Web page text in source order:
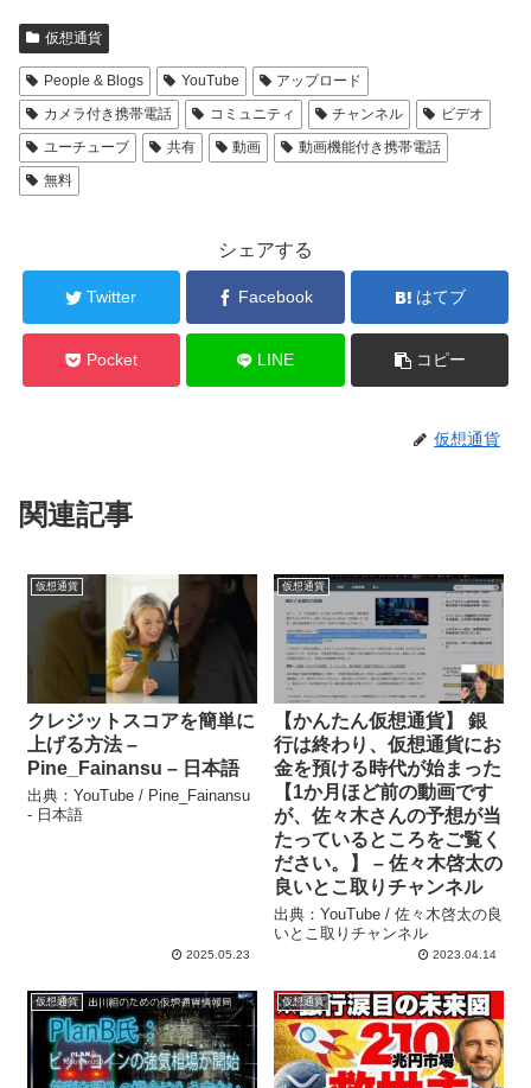
仮想通貨
People & Blogs YouTube
アップロード
カメラ付き携帯電話
コミュニティ チャンネル
ビデオ
ユーチューブ
共有 動画
動画機能付き携帯電話
無料
シェアする
Twitter Facebook はてブ
Pocket LINE コピー
仮想通貨
関連記事
仮想通貨
クレジットスコアを簡単に
上げる方法 –
Pine_Fainansu – 日本語
出典：YouTube / Pine_Fainansu
- 日本語
2025.05.23
仮想通貨
【かんたん仮想通貨】 銀
行は終わり、仮想通貨にお
金を預ける時代が始まった
【1か月ほど前の動画です
が、佐々木さんの予想が当
たっているところをご覧く
ださい。】 – 佐々木啓太の
良いとこ取りチャンネル
出典：YouTube / 佐々木啓太の良
いとこ取りチャンネル
2023.04.14
仮想通貨 仮想通貨